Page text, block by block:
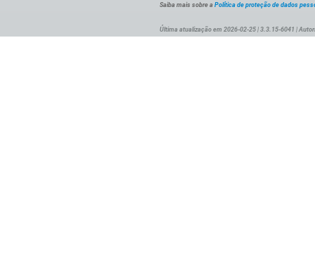
Saiba mais sobre a Política de proteção de dados
Última atualização em 2026-02-25 | 3.3.15-6041 |